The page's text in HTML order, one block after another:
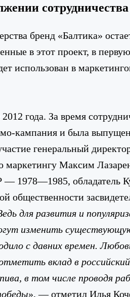
сотрудничества
бренд «Балтика»
в этот проект, в
использован в
года. За время
кампания и была
генеральный
Максим
1978—1985, обладатель
для развития и
изменить
с давних времен.
вклад в
в том числе проводя
», — отметил Илья